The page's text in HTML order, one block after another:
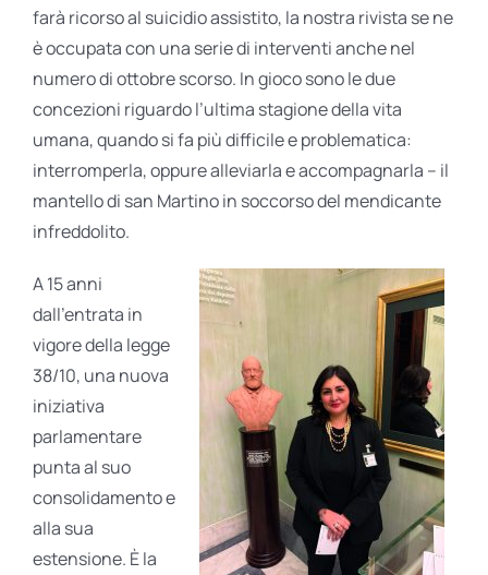
farà ricorso al suicidio assistito, la nostra rivista se ne
è occupata con una serie di interventi anche nel
numero di ottobre scorso. In gioco sono le due
concezioni riguardo l’ultima stagione della vita
umana, quando si fa più difficile e problematica:
interromperla, oppure alleviarla e accompagnarla – il
mantello di san Martino in soccorso del mendicante
infreddolito.
A 15 anni
dall’entrata in
vigore della legge
38/10, una nuova
iniziativa
parlamentare
punta al suo
consolidamento e
alla sua
estensione. È la